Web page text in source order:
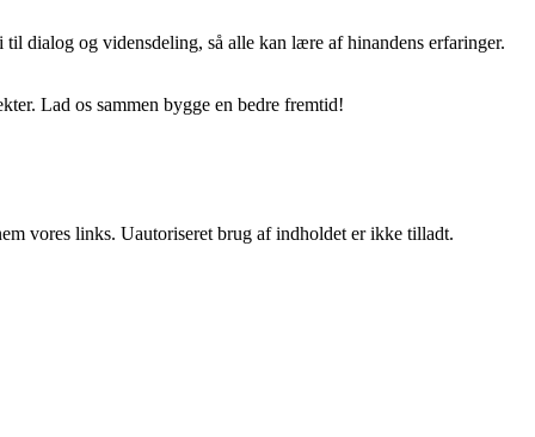
dialog og vidensdeling, så alle kan lære af hinandens erfaringer.
Lad os sammen bygge en bedre fremtid!
vores links. Uautoriseret brug af indholdet er ikke tilladt.